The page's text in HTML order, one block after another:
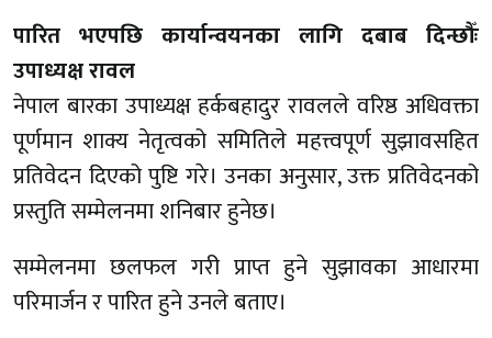
पारित भएपछि कार्यान्वयनका लागि दबाब दिन्छौँः
उपाध्यक्ष रावल
नेपाल बारका उपाध्यक्ष हर्कबहादुर रावलले वरिष्ठ अधिवक्ता
पूर्णमान शाक्य नेतृत्वको समितिले महत्त्वपूर्ण सुझावसहित
प्रतिवेदन दिएको पुष्टि गरे। उनका अनुसार, उक्त प्रतिवेदनको
प्रस्तुति सम्मेलनमा शनिबार हुनेछ।
सम्मेलनमा छलफल गरी प्राप्त हुने सुझावका आधारमा
परिमार्जन र पारित हुने उनले बताए।